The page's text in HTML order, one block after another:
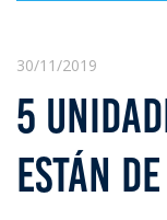
30/11/2019
5
ESTÁN